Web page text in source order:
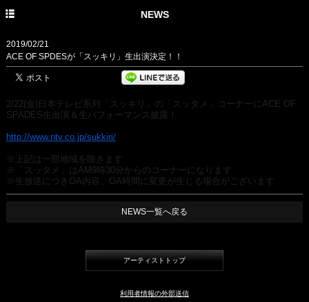
NEWS
2019/02/21
ACE OF SPDESが「スッキリ」生出演決定！！
2/22(金)日本テレビ系列「スッキリ」の「スッタメ」
コーナーにACE OF
SPADES生出演＆生パフォーマンス披露！
http://www.ntv.co.jp/sukkiri/
※上記は一部地域を除きます
※「スッタメ」はAM9時30分からのコーナーになります
※生放送につきOA内容、 OA時間に変更が生じる場合がございます
NEWS一覧へ戻る
アーティストトップ
利用者情報の外部送信
PROFILE
NEWS
LIVE